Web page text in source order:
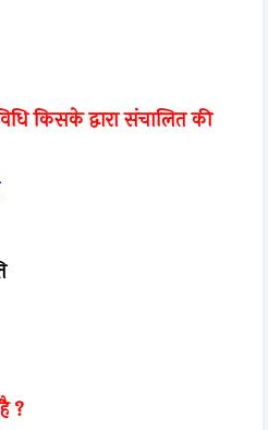
किसके द्वारा संचालित की
?